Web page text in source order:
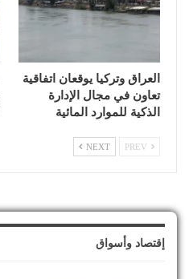
العراق وتركيا يوقعان اتفاقية
تعاون في مجال الإدارة
الذكية للموارد المائية
NEXT
إقتصاد وأسواق